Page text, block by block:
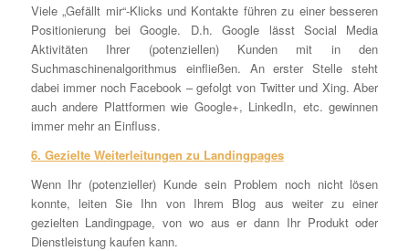
Viele „Gefällt mir“-Klicks und Kontakte führen zu einer besseren
Positionierung bei Google. D.h. Google lässt Social Media
Aktivitäten Ihrer (potenziellen) Kunden mit in den
Suchmaschinenalgorithmus einfließen. An erster Stelle steht
dabei immer noch Facebook – gefolgt von Twitter und Xing. Aber
auch andere Plattformen wie Google+, LinkedIn, etc. gewinnen
immer mehr an Einfluss.
6. Gezielte Weiterleitungen zu Landingpages
Wenn Ihr (potenzieller) Kunde sein Problem noch nicht lösen
konnte, leiten Sie Ihn von Ihrem Blog aus weiter zu einer
gezielten Landingpage, von wo aus er dann Ihr Produkt oder
Dienstleistung kaufen kann.